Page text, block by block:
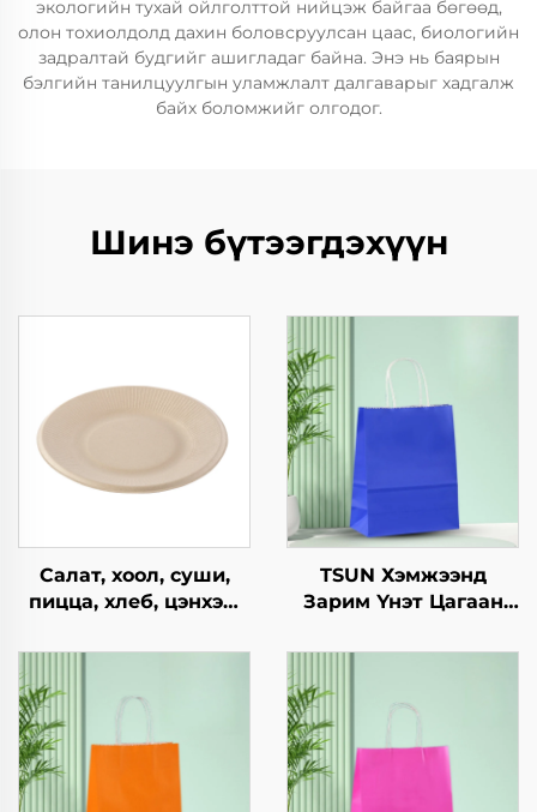
экологийн тухай ойлголттой нийцэж байгаа бөгөөд,
олон тохиолдолд дахин боловсруулсан цаас, биологийн
задралтай будгийг ашигладаг байна. Энэ нь баярын
бэлгийн танилцуулгын уламжлалт далгаварыг хадгалж
байх боломжийг олгодог.
Шинэ бүтээгдэхүүн
Салат, хоол, суши,
пицца, хлеб, цэнхэр,
гамбургерийг
зориулагдсан буцаж
ашиглах боломжтой
крафт хавтангаас
бүрдсэн дагуу, цэцэг,
TSUN Хэмжээнд
Зарим Үнэт Цагаан
Скрин Принт Нэмэлт
Ур чадвараар Шинэ
Жил, Кристмасийн
Хөдөлгөөнт Хоолын
Шиппинг Картон